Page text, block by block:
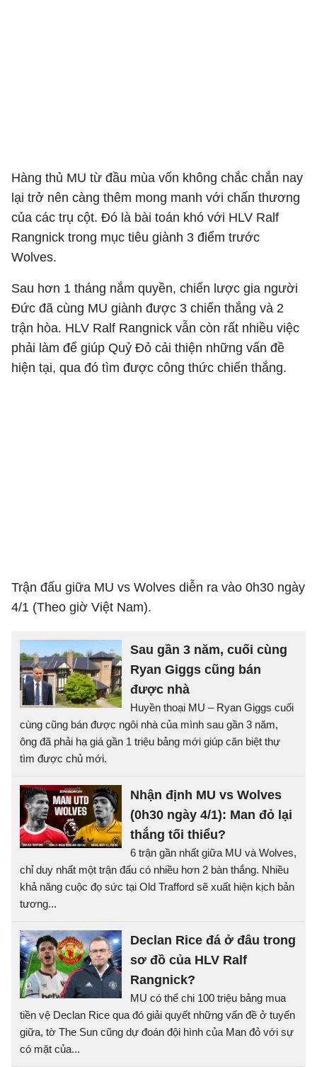
Hàng thủ MU từ đầu mùa vốn không chắc chắn nay
lại trở nên càng thêm mong manh với chấn thương
của các trụ cột. Đó là bài toán khó với HLV Ralf
Rangnick trong mục tiêu giành 3 điểm trước
Wolves.
Sau hơn 1 tháng nắm quyền, chiến lược gia người
Đức đã cùng MU giành được 3 chiến thắng và 2
trận hòa. HLV Ralf Rangnick vẫn còn rất nhiều việc
phải làm để giúp Quỷ Đỏ cải thiện những vấn đề
hiện tại, qua đó tìm được công thức chiến thắng.
Trận đấu giữa MU vs Wolves diễn ra vào 0h30 ngày
4/1 (Theo giờ Việt Nam).
Sau gần 3 năm, cuối cùng
Ryan Giggs cũng bán
được nhà
Huyền thoại MU – Ryan Giggs cuối
cùng cũng bán được ngôi nhà của mình sau gần 3 năm,
ông đã phải hạ giá gần 1 triệu bảng mới giúp căn biệt thự
tìm được chủ mới.
Nhận định MU vs Wolves
(0h30 ngày 4/1): Man đỏ lại
thắng tối thiểu?
6 trận gần nhất giữa MU và Wolves,
chỉ duy nhất một trận đấu có nhiều hơn 2 bàn thắng. Nhiều
khả năng cuộc đọ sức tại Old Trafford sẽ xuất hiện kịch bản
tương...
Declan Rice đá ở đâu trong
sơ đồ của HLV Ralf
Rangnick?
MU có thể chi 100 triệu bảng mua
tiền vệ Declan Rice qua đó giải quyết những vấn đề ở tuyến
giữa, tờ The Sun cũng dự đoán đội hình của Man đỏ với sự
có mặt của...